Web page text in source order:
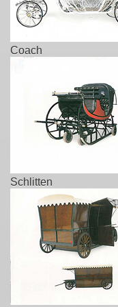
Coach
Schlitten